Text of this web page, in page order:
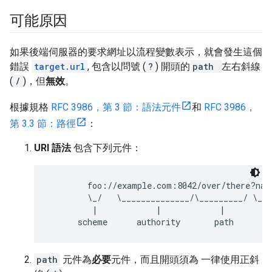
可能原因
如果後端伺服器的要求網址以流程變數表示，就會發生這個
錯誤 target.url , 包含以問號 ( ? ) 開頭的 path
左右斜線
( / )，但無效。
根據規格 RFC 3986，第 3 節：語法元件 和 RFC 3986，
第 3.3 節：路徑
：
URI 語法包含下列元件：
foo://example.com:8042/over/
\_/   \______________/\_________/
|            |            |
path 元件為必要元件，而且開頭須為 一律使用正斜